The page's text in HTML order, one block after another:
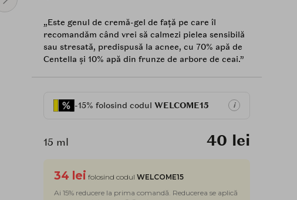
„Este genul de cremă-gel de față pe care îl
recomandăm când vrei să calmezi pielea sensibilă
sau stresată, predispusă la acnee, cu 70% apă de
Centella și 10% apă din frunze de arbore de ceai.”
-15% folosind codul WELCOME15 i
15 ml 40 lei
34 lei folosind codul WELCOME15
Ai 15% reducere la prima comandă. Reducerea se aplică